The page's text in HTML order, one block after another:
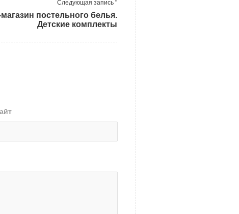
Следующая запись "
постельного белья.
Детские комплекты